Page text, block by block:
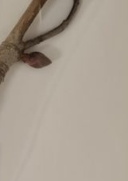
Hartriegel
Hasel